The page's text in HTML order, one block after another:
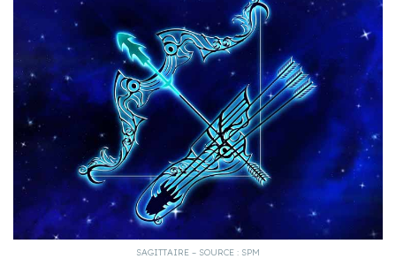
SAGITTAIRE – SOURCE : SPM